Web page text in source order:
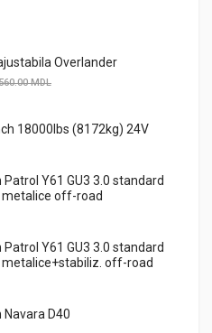
Overlander
MDL
18000lbs (8172kg) 24V
Patrol Y61 GU3 3.0 standard
off-road
Patrol Y61 GU3 3.0 standard
off-road
Navara D40